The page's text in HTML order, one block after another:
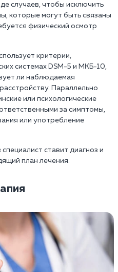
случаев, чтобы исключить
которые могут быть связаны
физический осмотр
критерии,
системах DSM-5 и МКБ-10,
ли наблюдаемая
Параллельно
или психологические
за симптомы,
или употребление
ставит диагноз и
план лечения.